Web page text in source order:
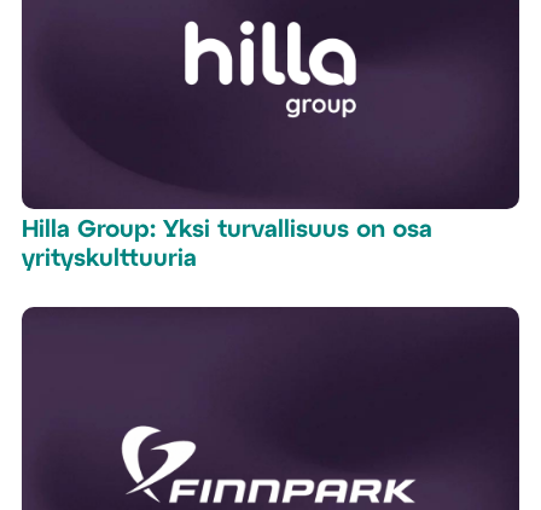
Hilla Group: Yksi turvallisuus on osa
yrityskulttuuria